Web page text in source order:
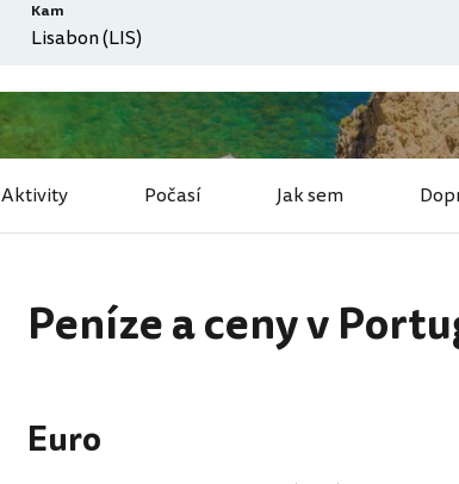
Kam
Aktivity Počasí Jak sem
Peníze a ceny v
Euro